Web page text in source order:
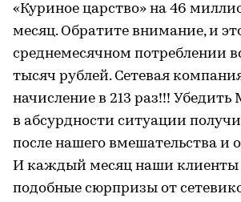
«Куриное царство» на 46
месяц. Обратите внимание, и
среднемесячном потреблении
тысяч рублей. Сетевая
начисление в 213 раз!!! Убедить
в абсурдности ситуации
после нашего вмешательства и
И каждый месяц наши клиенты
подобные сюрпризы от